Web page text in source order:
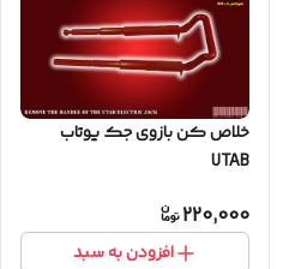
خلاص کن بازوی جک یوتاب
UTAB
220,000
افزودن به سبد